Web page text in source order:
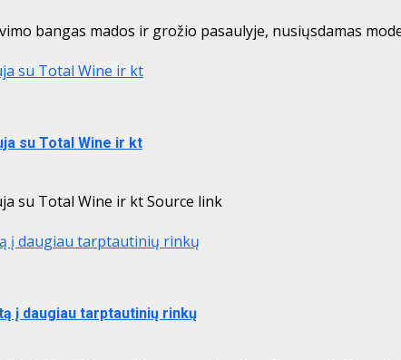
bangas mados ir grožio pasaulyje, nusiųsdamas
su Total Wine ir kt
su Total Wine ir kt
su Total Wine ir kt Source link
į daugiau tarptautinių rinkų
į daugiau tarptautinių rinkų